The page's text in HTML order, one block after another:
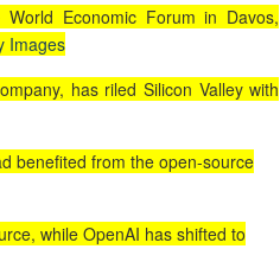
Economic Forum in Davos,
Images
has riled Silicon Valley with
benefited from the open-source
while OpenAI has shifted to